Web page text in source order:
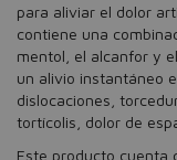
para aliviar el dolor
contiene una
mentol, el alcanfor y
un alivio instantáneo
dislocaciones,
tortícolis, dolor de
Este producto cuenta